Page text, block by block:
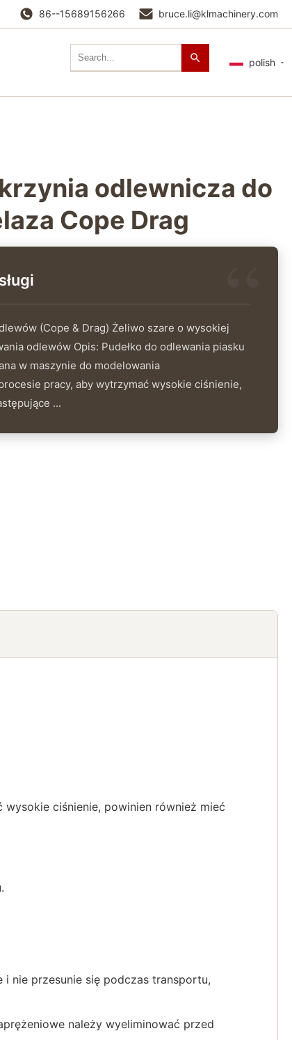
86--15689156266 bruce.li@klmachinery.com
polish
odlewnicza do
Cope Drag
(Cope & Drag) Żeliwo szare o wysokiej
odlewów Opis: Pudełko do odlewania piasku
w maszynie do modelowania
pracy, aby wytrzymać wysokie ciśnienie,
...
ciśnienie, powinien również mieć
i nie przesunie się podczas transportu,
należy wyeliminować przed